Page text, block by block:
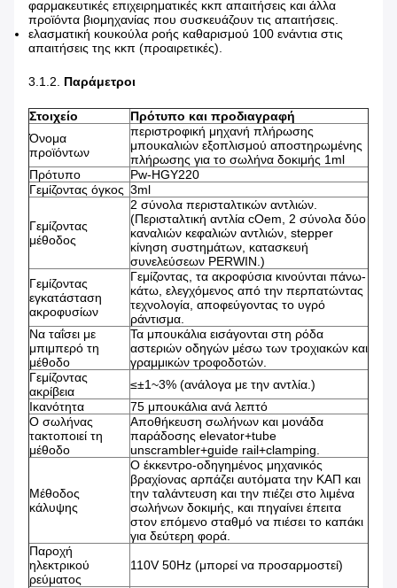
φαρμακευτικές επιχειρηματικές κκπ απαιτήσεις και άλλα
προϊόντα βιομηχανίας που συσκευάζουν τις απαιτήσεις.
ελασματική κουκούλα ροής καθαρισμού 100 ενάντια στις
απαιτήσεις της κκπ (προαιρετικές).
3.1.2. Παράμετροι
Στοιχείο
Πρότυπο και προδιαγραφή
Όνομα
προϊόντων
περιστροφική μηχανή πλήρωσης
μπουκαλιών εξοπλισμού αποστηρωμένης
πλήρωσης για το σωλήνα δοκιμής 1ml
Πρότυπο
Pw-HGY220
Γεμίζοντας όγκος 3ml
Γεμίζοντας
μέθοδος
2 σύνολα περισταλτικών αντλιών.
(Περισταλτική αντλία cOem, 2 σύνολα δύο
καναλιών κεφαλιών αντλιών, stepper
κίνηση συστημάτων, κατασκευή
συνελεύσεων PERWIN.)
Γεμίζοντας
εγκατάσταση
ακροφυσίων
Γεμίζοντας, τα ακροφύσια κινούνται πάνω-
κάτω, ελεγχόμενος από την περπατώντας
τεχνολογία, αποφεύγοντας το υγρό
ράντισμα.
Να ταΐσει με
μπιμπερό τη
μέθοδο
Τα μπουκάλια εισάγονται στη ρόδα
αστεριών οδηγών μέσω των τροχιακών και
γραμμικών τροφοδοτών.
Γεμίζοντας
ακρίβεια
≤±1~3% (ανάλογα με την αντλία.)
Ικανότητα
75 μπουκάλια ανά λεπτό
Ο σωλήνας
τακτοποιεί τη
μέθοδο
Αποθήκευση σωλήνων και μονάδα
παράδοσης elevator+tube
unscrambler+guide rail+clamping.
Μέθοδος
κάλυψης
Ο έκκεντρο-οδηγημένος μηχανικός
βραχίονας αρπάζει αυτόματα την ΚΑΠ και
την ταλάντευση και την πιέζει στο λιμένα
σωλήνων δοκιμής, και πηγαίνει έπειτα
στον επόμενο σταθμό να πιέσει το καπάκι
για δεύτερη φορά.
Παροχή
ηλεκτρικού
ρεύματος
110V 50Hz (μπορεί να προσαρμοστεί)